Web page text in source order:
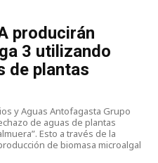
producirán
3 utilizando
de plantas
y Aguas Antofagasta Grupo
de aguas de plantas
Esto a través de la
de biomasa microalgal